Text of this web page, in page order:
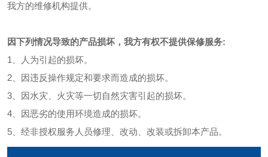
我方的维修机构提供。
因下列情况导致的产品损坏，我方有权不提供保修服务:
1、人为引起的损坏。
2、因违反操作规定和要求而造成的损坏。
3、因水灾、火灾等一切自然灾害引起的损坏。
4、因恶劣的使用环境造成的损坏。
5、经非授权服务人员修理、改动、改装或拆卸本产品。